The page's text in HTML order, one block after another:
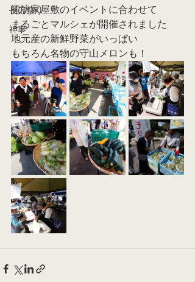
長刀祭り
神事
諏訪家屋敷のイベントに合わせて
まるごとマルシェが開催されました
地元産の新鮮野菜がいっぱい
もちろん名物の守山メロンも！